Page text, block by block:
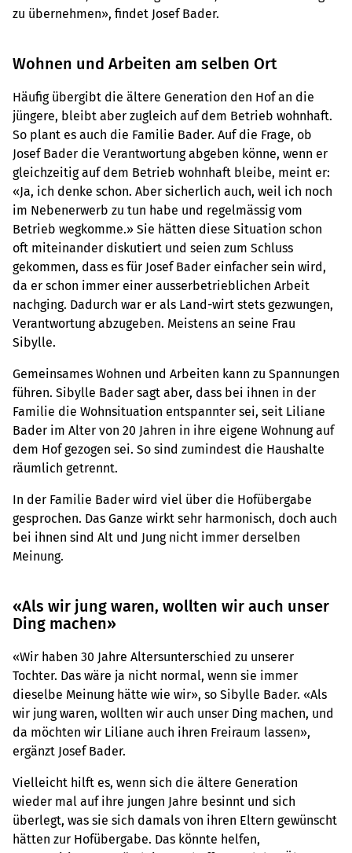
zu übernehmen», findet Josef Bader.
Wohnen und Arbeiten am selben Ort
Häufig übergibt die ältere Generation den Hof an die
jüngere, bleibt aber zugleich auf dem Betrieb wohnhaft.
So plant es auch die Familie Bader. Auf die Frage, ob
Josef Bader die Verantwortung abgeben könne, wenn er
gleichzeitig auf dem Betrieb wohnhaft bleibe, meint er:
«Ja, ich denke schon. Aber sicherlich auch, weil ich noch
im Nebenerwerb zu tun habe und regelmässig vom
Betrieb wegkomme.» Sie hätten diese Situation schon
oft miteinander diskutiert und seien zum Schluss
gekommen, dass es für Josef Bader einfacher sein wird,
da er schon immer einer ausserbetrieblichen Arbeit
nachging. Dadurch war er als Land-wirt stets gezwungen,
Verantwortung abzugeben. Meistens an seine Frau
Sibylle.
Gemeinsames Wohnen und Arbeiten kann zu Spannungen
führen. Sibylle Bader sagt aber, dass bei ihnen in der
Familie die Wohnsituation entspannter sei, seit Liliane
Bader im Alter von 20 Jahren in ihre eigene Wohnung auf
dem Hof gezogen sei. So sind zumindest die Haushalte
räumlich getrennt.
In der Familie Bader wird viel über die Hofübergabe
gesprochen. Das Ganze wirkt sehr harmonisch, doch auch
bei ihnen sind Alt und Jung nicht immer derselben
Meinung.
«Als wir jung waren, wollten wir auch unser
Ding machen»
«Wir haben 30 Jahre Altersunterschied zu unserer
Tochter. Das wäre ja nicht normal, wenn sie immer
dieselbe Meinung hätte wie wir», so Sibylle Bader. «Als
wir jung waren, wollten wir auch unser Ding machen, und
da möchten wir Liliane auch ihren Freiraum lassen»,
ergänzt Josef Bader.
Vielleicht hilft es, wenn sich die ältere Generation
wieder mal auf ihre jungen Jahre besinnt und sich
überlegt, was sie sich damals von ihren Eltern gewünscht
hätten zur Hofübergabe. Das könnte helfen,